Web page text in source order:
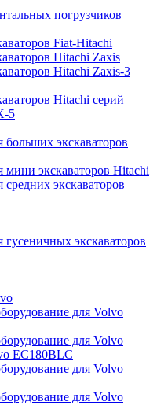
погрузчиков
Fiat-Hitachi
Hitachi Zaxis
Hitachi Zaxis-3
Hitachi серий
5
больших экскаваторов
мини экскаваторов Hitachi
средних экскаваторов
гусеничных экскаваторов
для Volvo
для Volvo
EC180BLC
для Volvo
для Volvo